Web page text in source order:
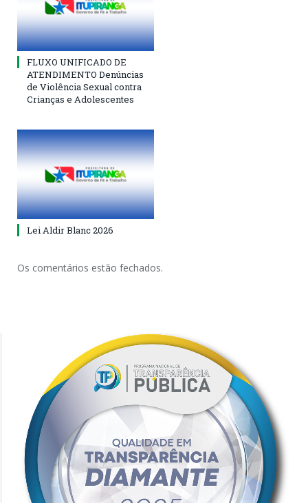
FLUXO UNIFICADO DE
ATENDIMENTO Denúncias
de Violência Sexual contra
Crianças e Adolescentes
Lei Aldir Blanc 2026
Os comentários estão fechados.